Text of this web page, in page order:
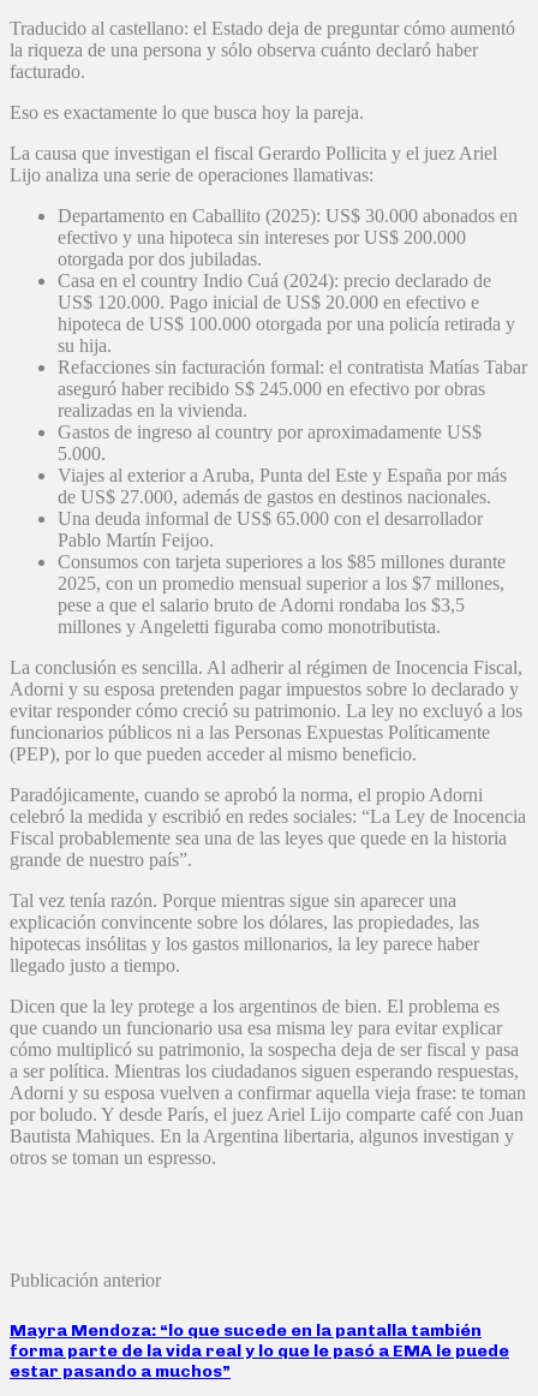
Traducido al castellano: el Estado deja de preguntar cómo aumentó
la riqueza de una persona y sólo observa cuánto declaró haber
facturado.
Eso es exactamente lo que busca hoy la pareja.
La causa que investigan el fiscal Gerardo Pollicita y el juez Ariel
Lijo analiza una serie de operaciones llamativas:
Departamento en Caballito (2025): US$ 30.000 abonados en
efectivo y una hipoteca sin intereses por US$ 200.000
otorgada por dos jubiladas.
Casa en el country Indio Cuá (2024): precio declarado de
US$ 120.000. Pago inicial de US$ 20.000 en efectivo e
hipoteca de US$ 100.000 otorgada por una policía retirada y
su hija.
Refacciones sin facturación formal: el contratista Matías Tabar
aseguró haber recibido S$ 245.000 en efectivo por obras
realizadas en la vivienda.
Gastos de ingreso al country por aproximadamente US$
5.000.
Viajes al exterior a Aruba, Punta del Este y España por más
de US$ 27.000, además de gastos en destinos nacionales.
Una deuda informal de US$ 65.000 con el desarrollador
Pablo Martín Feijoo.
Consumos con tarjeta superiores a los $85 millones durante
2025, con un promedio mensual superior a los $7 millones,
pese a que el salario bruto de Adorni rondaba los $3,5
millones y Angeletti figuraba como monotributista.
La conclusión es sencilla. Al adherir al régimen de Inocencia Fiscal,
Adorni y su esposa pretenden pagar impuestos sobre lo declarado y
evitar responder cómo creció su patrimonio. La ley no excluyó a los
funcionarios públicos ni a las Personas Expuestas Políticamente
(PEP), por lo que pueden acceder al mismo beneficio.
Paradójicamente, cuando se aprobó la norma, el propio Adorni
celebró la medida y escribió en redes sociales: “La Ley de Inocencia
Fiscal probablemente sea una de las leyes que quede en la historia
grande de nuestro país”.
Tal vez tenía razón. Porque mientras sigue sin aparecer una
explicación convincente sobre los dólares, las propiedades, las
hipotecas insólitas y los gastos millonarios, la ley parece haber
llegado justo a tiempo.
Dicen que la ley protege a los argentinos de bien. El problema es
que cuando un funcionario usa esa misma ley para evitar explicar
cómo multiplicó su patrimonio, la sospecha deja de ser fiscal y pasa
a ser política. Mientras los ciudadanos siguen esperando respuestas,
Adorni y su esposa vuelven a confirmar aquella vieja frase: te toman
por boludo. Y desde París, el juez Ariel Lijo comparte café con Juan
Bautista Mahiques. En la Argentina libertaria, algunos investigan y
otros se toman un espresso.
Publicación anterior
Mayra Mendoza: “lo que sucede en la pantalla también
forma parte de la vida real y lo que le pasó a EMA le puede
estar pasando a muchos”